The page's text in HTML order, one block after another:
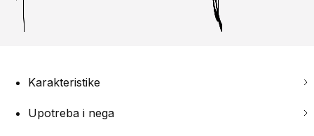
Karakteristike
Upotreba i nega